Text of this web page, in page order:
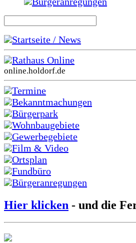
Startseite / News
Rathaus Online
online.holdorf.de
Termine
Bekanntmachungen
Bürgerpark
Wohnbaugebiete
Gewerbegebiete
Film & Video
Ortsplan
Fundbüro
Bürgeranregungen
Hier klicken - und die